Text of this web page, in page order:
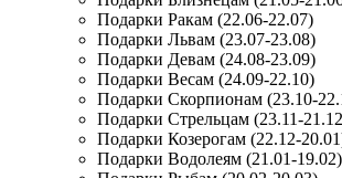
Подарки Ракам (22.06-22.07)
Подарки Львам (23.07-23.08)
Подарки Девам (24.08-23.09)
Подарки Весам (24.09-22.10)
Подарки Скорпионам (23.10-
Подарки Стрельцам (23.11-
Подарки Козерогам (22.12-
Подарки Водолеям (21.01-19.02)